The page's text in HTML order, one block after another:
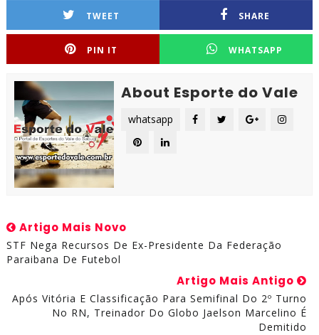
TWEET SHARE
PIN IT WHATSAPP
About Esporte do Vale
whatsapp
Artigo Mais Novo
STF Nega Recursos De Ex-Presidente Da Federação
Paraibana De Futebol
Artigo Mais Antigo
Após Vitória E Classificação Para Semifinal Do 2º Turno
No RN, Treinador Do Globo Jaelson Marcelino É
Demitido